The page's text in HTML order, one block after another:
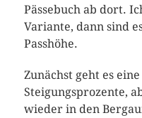
Pässebuch ab dort.
Variante, dann sind
Passhöhe.
Zunächst geht es
Steigungsprozente,
wieder in den